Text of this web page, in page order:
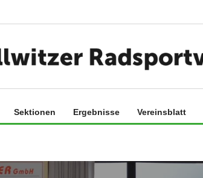
Sektionen Ergebnisse Vereinsblatt